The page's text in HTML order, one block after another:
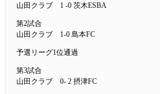
山田クラブ 1 -0 茨木ESBA
第2試合
山田クラブ 1-0 島本FC
予選リーグ1位通過
第3試合
山田クラブ 0- 2 摂津FC